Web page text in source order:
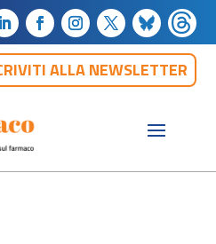
ALLA NEWSLETTER